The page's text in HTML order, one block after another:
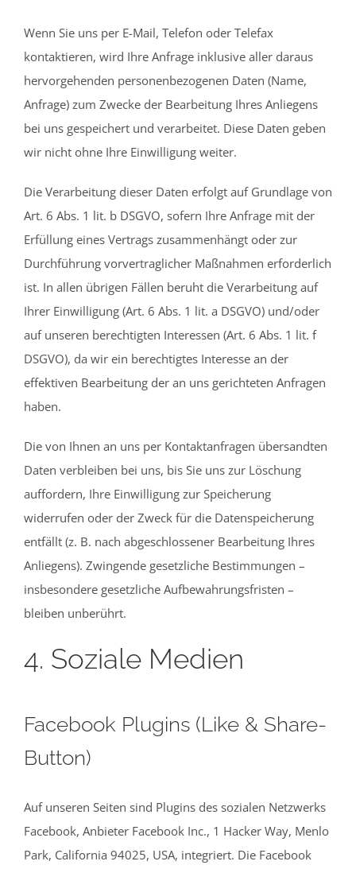
Wenn Sie uns per E-Mail, Telefon oder Telefax
kontaktieren, wird Ihre Anfrage inklusive aller daraus
hervorgehenden personenbezogenen Daten (Name,
Anfrage) zum Zwecke der Bearbeitung Ihres Anliegens
bei uns gespeichert und verarbeitet. Diese Daten geben
wir nicht ohne Ihre Einwilligung weiter.
Die Verarbeitung dieser Daten erfolgt auf Grundlage von
Art. 6 Abs. 1 lit. b DSGVO, sofern Ihre Anfrage mit der
Erfüllung eines Vertrags zusammenhängt oder zur
Durchführung vorvertraglicher Maßnahmen erforderlich
ist. In allen übrigen Fällen beruht die Verarbeitung auf
Ihrer Einwilligung (Art. 6 Abs. 1 lit. a DSGVO) und/oder
auf unseren berechtigten Interessen (Art. 6 Abs. 1 lit. f
DSGVO), da wir ein berechtigtes Interesse an der
effektiven Bearbeitung der an uns gerichteten Anfragen
haben.
Die von Ihnen an uns per Kontaktanfragen übersandten
Daten verbleiben bei uns, bis Sie uns zur Löschung
auffordern, Ihre Einwilligung zur Speicherung
widerrufen oder der Zweck für die Datenspeicherung
entfällt (z. B. nach abgeschlossener Bearbeitung Ihres
Anliegens). Zwingende gesetzliche Bestimmungen –
insbesondere gesetzliche Aufbewahrungsfristen –
bleiben unberührt.
4. Soziale Medien
Facebook Plugins (Like & Share-
Button)
Auf unseren Seiten sind Plugins des sozialen Netzwerks
Facebook, Anbieter Facebook Inc., 1 Hacker Way, Menlo
Park, California 94025, USA, integriert. Die Facebook